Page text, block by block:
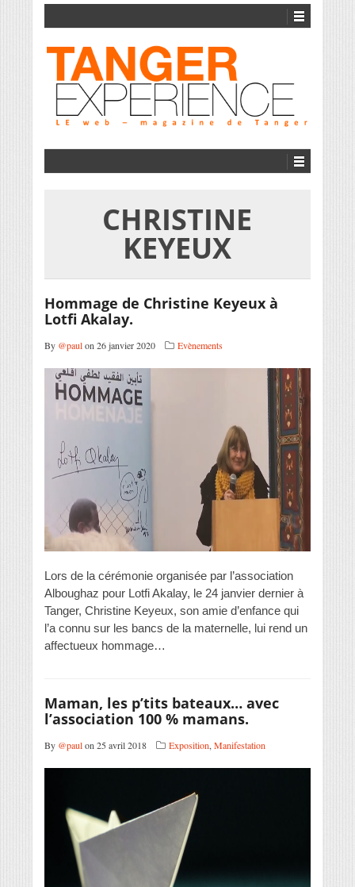
CHRISTINE
KEYEUX
Hommage de Christine Keyeux à
Lotfi Akalay.
By @paulon 26 janvier 2020 Evènements
Lors de la cérémonie organisée par l’association
Alboughaz pour Lotfi Akalay, le 24 janvier dernier à
Tanger, Christine Keyeux, son amie d’enfance qui
l’a connu sur les bancs de la maternelle, lui rend un
affectueux hommage…
Maman, les p’tits bateaux… avec
l’association 100 % mamans.
By @paulon 25 avril 2018 Exposition, Manifestation